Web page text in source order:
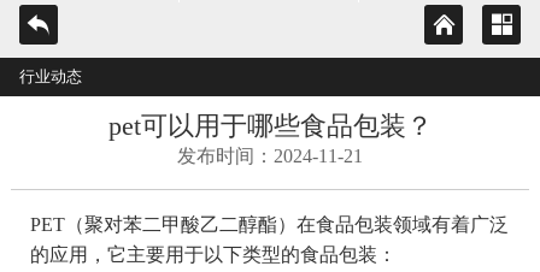
行业动态
pet可以用于哪些食品包装？
发布时间：2024-11-21
PET（聚对苯二甲酸乙二醇酯）在食品包装领域有着广泛
的应用，它主要用于以下类型的食品包装：